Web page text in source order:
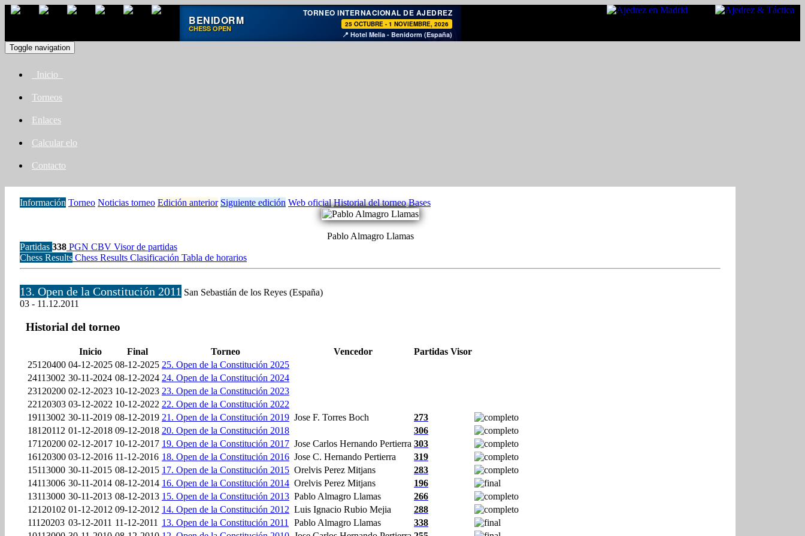
♞
BENIDORM
CHESS OPEN
TORNEO INTERNACIONAL DE AJEDREZ
25 OCTUBRE - 1 NOVIEMBRE, 2026
📍 Hotel Melia - Benidorm (España)
Toggle navigation
Inicio
Torneos
Enlaces
Calcular elo
Contacto
Información Torneo Noticias torneo Edición anterior Siguiente edición Web oficial Historial del torneo Bases
Pablo Almagro Llamas
Partidas 338 PGN CBV Visor de partidas
Chess Results Chess Results Clasificación Tabla de horarios
13. Open de la Constitución 2011 San Sebastián de los Reyes (España)
03 - 11.12.2011
Historial del torneo
Inicio Final Torneo Vencedor Partidas Visor
25120400 04-12-2025 08-12-2025 25. Open de la Constitución 2025
24113002 30-11-2024 08-12-2024 24. Open de la Constitución 2024
23120200 02-12-2023 10-12-2023 23. Open de la Constitución 2023
22120303 03-12-2022 10-12-2022 22. Open de la Constitución 2022
19113002 30-11-2019 08-12-2019 21. Open de la Constitución 2019 Jose F. Torres Boch
273
18120112 01-12-2018 09-12-2018 20. Open de la Constitución 2018
306
17120200 02-12-2017 10-12-2017 19. Open de la Constitución 2017 Jose Carlos Hernando Pertierra 303
16120300 03-12-2016 11-12-2016 18. Open de la Constitución 2016 Jose C. Hernando Pertierra
319
15113000 30-11-2015 08-12-2015 17. Open de la Constitución 2015 Orelvis Perez Mitjans
283
14113006 30-11-2014 08-12-2014 16. Open de la Constitución 2014 Orelvis Perez Mitjans
196
13113000 30-11-2013 08-12-2013 15. Open de la Constitución 2013 Pablo Almagro Llamas
266
12120102 01-12-2012 09-12-2012 14. Open de la Constitución 2012 Luis Ignacio Rubio Mejia
288
11120203 03-12-2011 11-12-2011 13. Open de la Constitución 2011 Pablo Almagro Llamas
338